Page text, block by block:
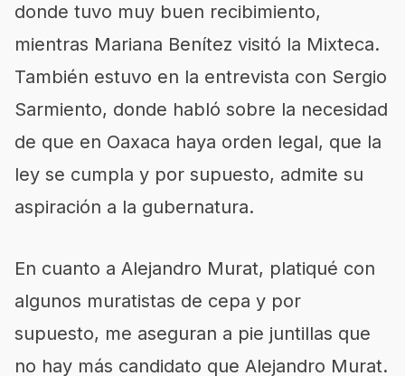
donde tuvo muy buen recibimiento,
mientras Mariana Benítez visitó la Mixteca.
También estuvo en la entrevista con Sergio
Sarmiento, donde habló sobre la necesidad
de que en Oaxaca haya orden legal, que la
ley se cumpla y por supuesto, admite su
aspiración a la gubernatura.
En cuanto a Alejandro Murat, platiqué con
algunos muratistas de cepa y por
supuesto, me aseguran a pie juntillas que
no hay más candidato que Alejandro Murat.